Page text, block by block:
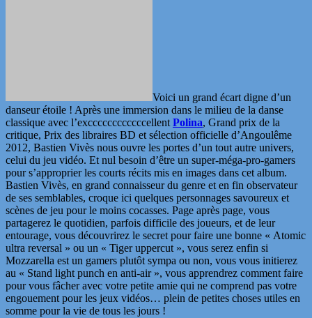
Voici un grand écart digne d’un
danseur étoile ! Après une immersion dans le milieu de la danse
classique avec l’exccccccccccccellent Polina, Grand prix de la
critique, Prix des libraires BD et sélection officielle d’Angoulême
2012, Bastien Vivès nous ouvre les portes d’un tout autre univers,
celui du jeu vidéo. Et nul besoin d’être un super-méga-pro-gamers
pour s’approprier les courts récits mis en images dans cet album.
Bastien Vivès, en grand connaisseur du genre et en fin observateur
de ses semblables, croque ici quelques personnages savoureux et
scènes de jeu pour le moins cocasses. Page après page, vous
partagerez le quotidien, parfois difficile des joueurs, et de leur
entourage, vous découvrirez le secret pour faire une bonne « Atomic
ultra reversal » ou un « Tiger uppercut », vous serez enfin si
Mozzarella est un gamers plutôt sympa ou non, vous vous initierez
au « Stand light punch en anti-air », vous apprendrez comment faire
pour vous fâcher avec votre petite amie qui ne comprend pas votre
engouement pour les jeux vidéos… plein de petites choses utiles en
somme pour la vie de tous les jours !